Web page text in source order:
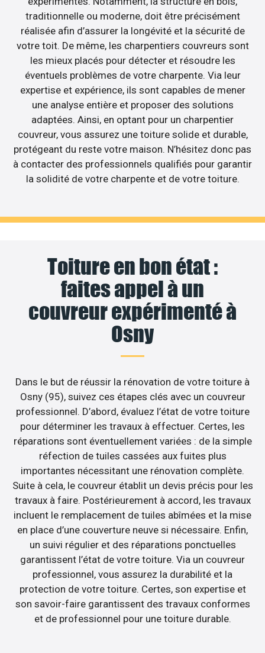
traditionnelle ou moderne, doit être précisément
réalisée afin d’assurer la longévité et la sécurité de
votre toit. De même, les charpentiers couvreurs sont
les mieux placés pour détecter et résoudre les
éventuels problèmes de votre charpente. Via leur
expertise et expérience, ils sont capables de mener
une analyse entière et proposer des solutions
adaptées. Ainsi, en optant pour un charpentier
couvreur, vous assurez une toiture solide et durable,
protégeant du reste votre maison. N’hésitez donc pas
à contacter des professionnels qualifiés pour garantir
la solidité de votre charpente et de votre toiture.
Toiture en bon état :
faites appel à un
couvreur expérimenté à
Osny
Dans le but de réussir la rénovation de votre toiture à
Osny (95), suivez ces étapes clés avec un couvreur
professionnel. D’abord, évaluez l’état de votre toiture
pour déterminer les travaux à effectuer. Certes, les
réparations sont éventuellement variées : de la simple
réfection de tuiles cassées aux fuites plus
importantes nécessitant une rénovation complète.
Suite à cela, le couvreur établit un devis précis pour les
travaux à faire. Postérieurement à accord, les travaux
incluent le remplacement de tuiles abîmées et la mise
en place d’une couverture neuve si nécessaire. Enfin,
un suivi régulier et des réparations ponctuelles
garantissent l’état de votre toiture. Via un couvreur
professionnel, vous assurez la durabilité et la
protection de votre toiture. Certes, son expertise et
son savoir-faire garantissent des travaux conformes
et de professionnel pour une toiture durable.